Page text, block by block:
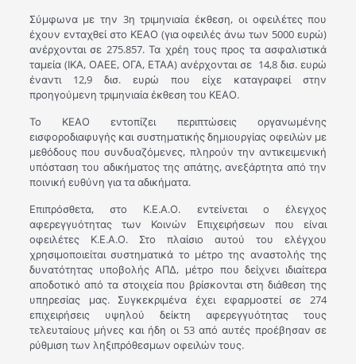
Σύμφωνα με την 3η τριμηνιαία έκθεση, οι οφειλέτες που
έχουν ενταχθεί στο ΚΕΑΟ (για οφειλές άνω των 5000 ευρώ)
ανέρχονται σε 275.857. Τα χρέη τους προς τα ασφαλιστικά
ταμεία (ΙΚΑ, ΟΑΕΕ, ΟΓΑ, ΕΤΑΑ) ανέρχονται σε 14,8 δισ. ευρώ
έναντι 12,9 δισ. ευρώ που είχε καταγραφεί στην
προηγούμενη τριμηνιαία έκθεση του ΚΕΑΟ.
Το ΚΕΑΟ εντοπίζει περιπτώσεις οργανωμένης
εισφοροδιαφυγής και συστηματικής δημιουργίας οφειλών με
μεθόδους που συνδυαζόμενες, πληρούν την αντικειμενική
υπόσταση του αδικήματος της απάτης, ανεξάρτητα από την
ποινική ευθύνη για τα αδικήματα.
Επιπρόσθετα, στο Κ.Ε.Α.Ο. εντείνεται ο έλεγχος
αφερεγγυότητας των Κοινών Επιχειρήσεων που είναι
οφειλέτες Κ.Ε.Α.Ο. Στο πλαίσιο αυτού του ελέγχου
χρησιμοποιείται συστηματικά το μέτρο της αναστολής της
δυνατότητας υποβολής ΑΠΔ, μέτρο που δείχνει ιδιαίτερα
αποδοτικό από τα στοιχεία που βρίσκονται στη διάθεση της
υπηρεσίας μας. Συγκεκριμένα έχει εφαρμοστεί σε 274
επιχειρήσεις υψηλού δείκτη αφερεγγυότητας τους
τελευταίους μήνες και ήδη οι 53 από αυτές προέβησαν σε
ρύθμιση των ληξιπρόθεσμων οφειλών τους.